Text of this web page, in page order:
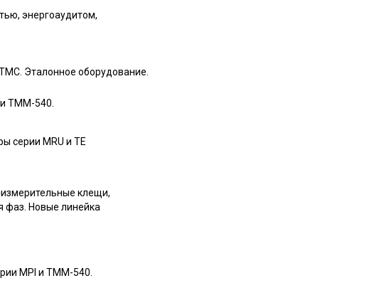
энергоаудитом,
Эталонное оборудование.
ТММ-540.
серии MRU и ТЕ
клещи,
фаз. Новые линейка
MPI и ТММ-540.